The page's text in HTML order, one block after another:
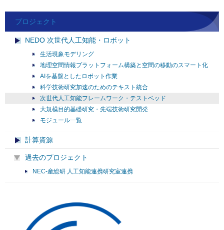
プロジェクト
NEDO 次世代人工知能・ロボット
生活現象モデリング
地理空間情報プラットフォーム構築と空間の移動のスマート化
AIを基盤としたロボット作業
科学技術研究加速のためのテキスト統合
次世代人工知能フレームワーク・テストベッド
大規模目的基礎研究・先端技術研究開発
モジュール一覧
計算資源
過去のプロジェクト
NEC-産総研 人工知能連携研究室連携